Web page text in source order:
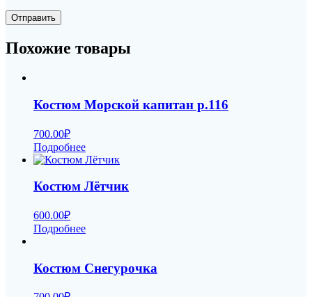
Похожие товары
Костюм Морской капитан р.116
700.00₽
Подробнее
Костюм Лётчик
600.00₽
Подробнее
Костюм Снегурочка